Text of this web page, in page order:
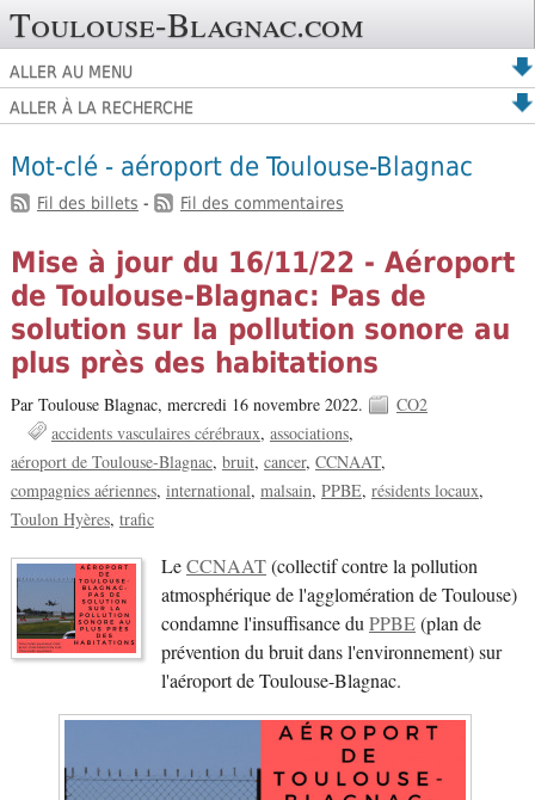
Toulouse-Blagnac.com
ALLER AU MENU
ALLER À LA RECHERCHE
Mot-clé - aéroport de Toulouse-Blagnac
Fil des billets - Fil des commentaires
Mise à jour du 16/11/22 - Aéroport
de Toulouse-Blagnac: Pas de
solution sur la pollution sonore au
plus près des habitations
Par Toulouse Blagnac, mercredi 16 novembre 2022.
CO2
accidents vasculaires cérébraux associations
aéroport de Toulouse-Blagnac bruit cancer CCNAAT
compagnies aériennes international malsain PPBE résidents locaux
Toulon Hyères trafic
LeCCNAAT(collectif contre la pollution
atmosphérique de l'agglomération de Toulouse)
condamne l'insuffisance duPPBE(plan de
prévention du bruit dans l'environnement) sur
l'aéroport de Toulouse-Blagnac.